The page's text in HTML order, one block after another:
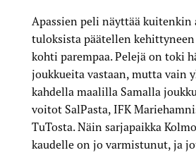
Apassien peli näyttää kuitenkin
tuloksista päätellen kehittyneen
kohti parempaa. Pelejä on toki
joukkueita vastaan, mutta vain
kahdella maalilla Samalla
voitot SalPasta, IFK
TuTosta. Näin sarjapaikka
kaudelle on jo varmistunut, ja